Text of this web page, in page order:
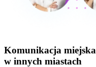
Komunikacja miejska
w innych miastach